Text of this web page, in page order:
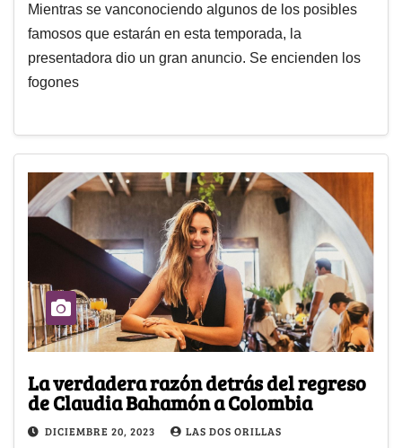
Mientras se vanconociendo algunos de los posibles
famosos que estarán en esta temporada, la
presentadora dio un gran anuncio. Se encienden los
fogones
La verdadera razón detrás del regreso
de Claudia Bahamón a Colombia
DICIEMBRE 20, 2023 LAS DOS ORILLAS